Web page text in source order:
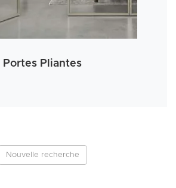
Portes Pliantes
Nouvelle recherche